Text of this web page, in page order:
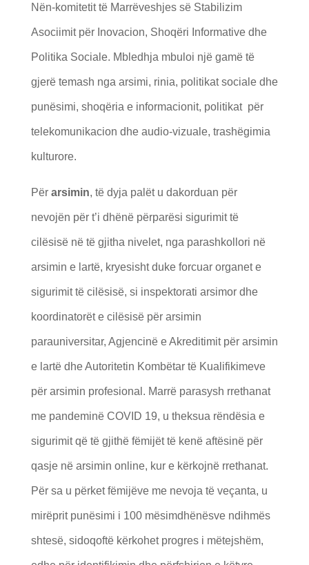
Nën-komitetit të Marrëveshjes së Stabilizim
Asociimit për Inovacion, Shoqëri Informative dhe
Politika Sociale. Mbledhja mbuloi një gamë të
gjerë temash nga arsimi, rinia, politikat sociale dhe
punësimi, shoqëria e informacionit, politikat për
telekomunikacion dhe audio-vizuale, trashëgimia
kulturore.
Për arsimin, të dyja palët u dakorduan për
nevojën për t’i dhënë përparësi sigurimit të
cilësisë në të gjitha nivelet, nga parashkollori në
arsimin e lartë, kryesisht duke forcuar organet e
sigurimit të cilësisë, si inspektorati arsimor dhe
koordinatorët e cilësisë për arsimin
parauniversitar, Agjencinë e Akreditimit për arsimin
e lartë dhe Autoritetin Kombëtar të Kualifikimeve
për arsimin profesional. Marrë parasysh rrethanat
me pandeminë COVID 19, u theksua rëndësia e
sigurimit që të gjithë fëmijët të kenë aftësinë për
qasje në arsimin online, kur e kërkojnë rrethanat.
Për sa u përket fëmijëve me nevoja të veçanta, u
mirëprit punësimi i 100 mësimdhënësve ndihmës
shtesë, sidoqoftë kërkohet progres i mëtejshëm,